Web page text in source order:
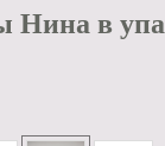
Нина в